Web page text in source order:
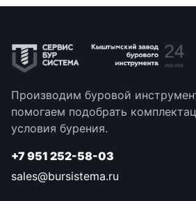
Производим буровой
помогаем подобрать
условия бурения.
+7 951 252-58-03
sales@bursistema.ru